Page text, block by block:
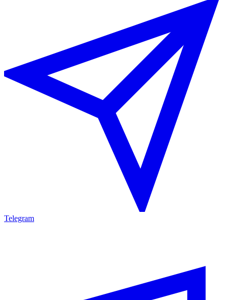
Telegram